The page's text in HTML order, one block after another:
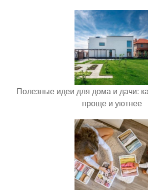
Полезные идеи для дома и дачи:
проще и уютнее